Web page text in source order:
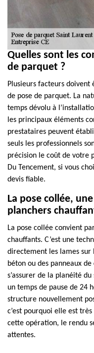
Quelles sont les
de parquet ?
Plusieurs facteurs
de pose de parquet. La
temps dévolu à
les principaux éléments
prestataires peuvent
seuls les professionnels
précision le coût de votre
Du Tencement, si vous
devis fiable.
La pose collée,
planchers
La pose collée convient
chauffants. C’est une
directement les lames
béton ou des panneaux
s’assurer de la planéité
un temps de pause de 24
structure nouvellement
c’est pourquoi elle est
cette opération, le rendu
attentes.